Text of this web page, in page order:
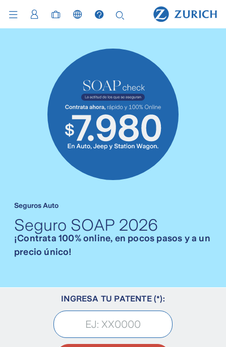
Seguros Auto
Seguro SOAP 2026
¡Contrata 100% online, en pocos pasos y a un
precio único!
INGRESA TU PATENTE (*):